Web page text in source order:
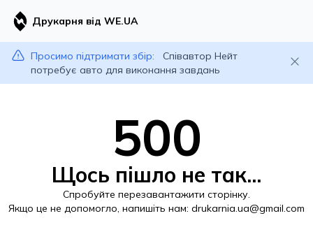
Друкарня від WE.UA
Просимо підтримати збір:
Співавтор Нейт
потребує авто для виконання завдань
500
Щось пішло не так...
Спробуйте перезавантажити сторінку.
Якщо це не допомогло, напишіть нам: drukarnia.ua@gmail.com